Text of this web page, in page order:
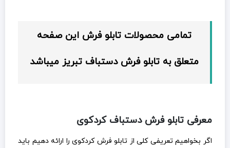
تمامی محصولات تابلو فرش این صفحه
متعلق به تابلو فرش دستباف تبریز میباشد
معرفی تابلو فرش دستباف کردکوی
اگر بخواهیم تعریفی کلی از تابلو فرش کردکوی را ارائه دهیم باید